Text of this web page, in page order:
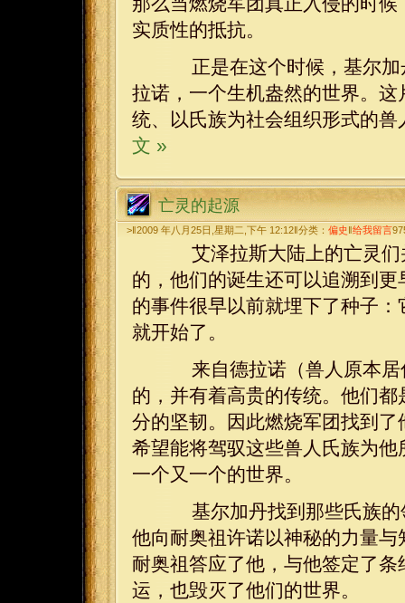
实质性的抵抗。
正是在这个时候，基尔加
拉诺，一个生机盎然的世界。
统、以氏族为社会组织形式的
文 »
亡灵的起源
>‖2009 年八月25日,星期二,下午 12:12‖分类： 偏史‖给我留言
艾泽拉斯大陆上的亡灵们
的，他们的诞生还可以追溯到
的事件很早以前就埋下了种子
就开始了。
来自德拉诺（兽人原本居
的，并有着高贵的传统。他们
分的坚韧。因此燃烧军团找到
希望能将驾驭这些兽人氏族为
一个又一个的世界。
基尔加丹找到那些氏族的
他向耐奥祖许诺以神秘的力量
耐奥祖答应了他，与他签定了
运，也毁灭了他们的世界。